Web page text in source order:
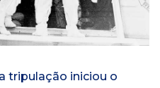
tripulação iniciou o